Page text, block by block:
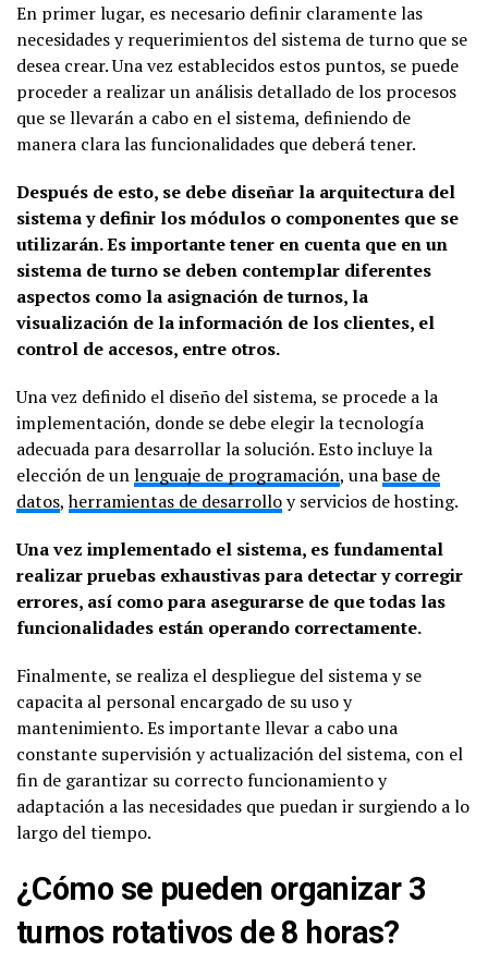
En primer lugar, es necesario definir claramente las
necesidades y requerimientos del sistema de turno que se
desea crear. Una vez establecidos estos puntos, se puede
proceder a realizar un análisis detallado de los procesos
que se llevarán a cabo en el sistema, definiendo de
manera clara las funcionalidades que deberá tener.
Después de esto, se debe diseñar la arquitectura del
sistema y definir los módulos o componentes que se
utilizarán. Es importante tener en cuenta que en un
sistema de turno se deben contemplar diferentes
aspectos como la asignación de turnos, la
visualización de la información de los clientes, el
control de accesos, entre otros.
Una vez definido el diseño del sistema, se procede a la
implementación, donde se debe elegir la tecnología
adecuada para desarrollar la solución. Esto incluye la
elección de unlenguaje de programación, unabase de
datos,herramientas de desarrolloy servicios de hosting.
Una vez implementado el sistema, es fundamental
realizar pruebas exhaustivas para detectar y corregir
errores, así como para asegurarse de que todas las
funcionalidades están operando correctamente.
Finalmente, se realiza el despliegue del sistema y se
capacita al personal encargado de su uso y
mantenimiento. Es importante llevar a cabo una
constante supervisión y actualización del sistema, con el
fin de garantizar su correcto funcionamiento y
adaptación a las necesidades que puedan ir surgiendo a lo
largo del tiempo.
¿Cómo se pueden organizar 3
turnos rotativos de 8 horas?